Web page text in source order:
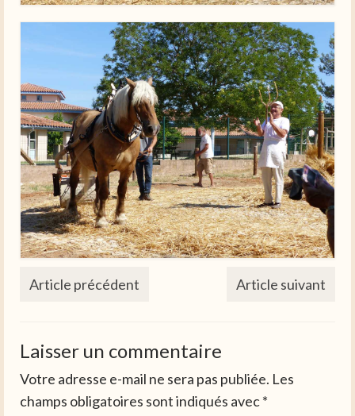
Article précédent Article suivant
Laisser un commentaire
Votre adresse e-mail ne sera pas publiée. Les
champs obligatoires sont indiqués avec*